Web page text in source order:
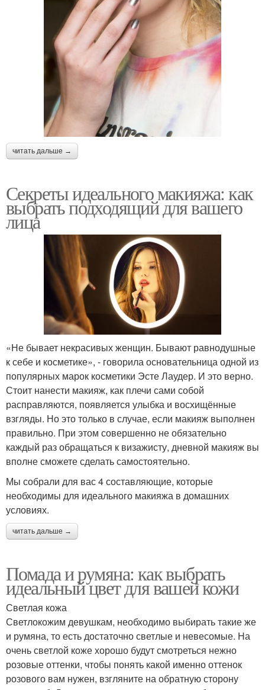
читать дальше →
Секреты идеального макияжа: как
выбрать подходящий для вашего
лица
«Не бывает некрасивых женщин. Бывают равнодушные
к себе и косметике», - говорила основательница одной из
популярных марок косметики Эсте Лаудер. И это верно.
Стоит нанести макияж, как плечи сами собой
расправляются, появляется улыбка и восхищённые
взгляды. Но это только в случае, если макияж выполнен
правильно. При этом совершенно не обязательно
каждый раз обращаться к визажисту, дневной макияж вы
вполне сможете сделать самостоятельно.
Мы собрали для вас 4 составляющие, которые
необходимы для идеального макияжа в домашних
условиях.
читать дальше →
Помада и румяна: как выбрать
идеальный цвет для вашей кожи
Светлая кожа
Светлокожим девушкам, необходимо выбирать такие же
и румяна, то есть достаточно светлые и невесомые. На
очень светлой коже хорошо будут смотреться нежно
розовые оттенки, чтобы понять какой именно оттенок
розового вам нужен, взгляните на обратную сторону